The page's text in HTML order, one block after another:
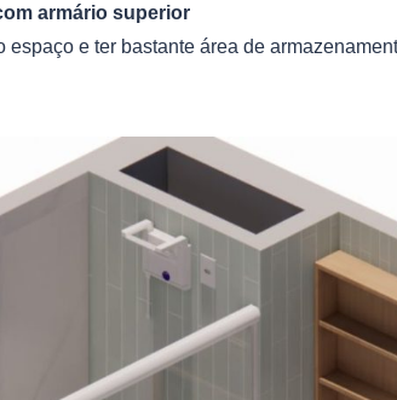
armário superior
espaço e ter bastante área de